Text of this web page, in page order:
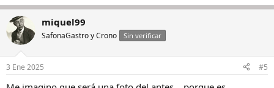
miquel99
SafonaGastro y Crono Sin verificar
3 Ene 2025 #5